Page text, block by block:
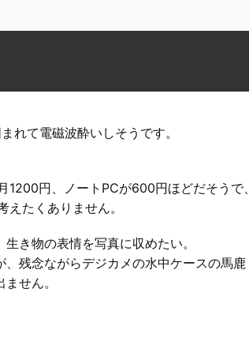
れて電磁波酔いしそうです。
円、ノートPCが600円ほどだそうで、
えたくありません。
き物の表情を写真に収めたい。
残念ながらデジカメの水中ケースの馬鹿
せん。